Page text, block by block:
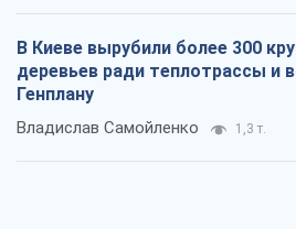
В Киеве вырубили более 300
деревьев ради теплотрассы и
Генплану
Владислав Самойленко 1,3 т.